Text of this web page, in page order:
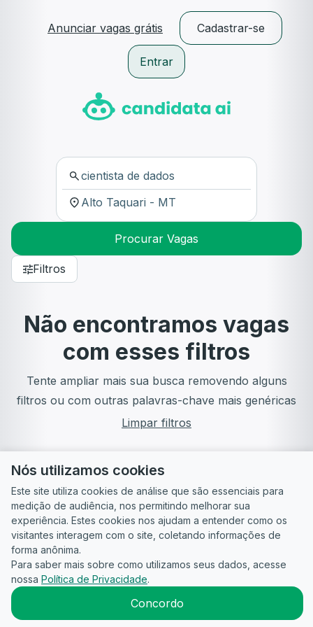
Anunciar vagas grátis Cadastrar-se
Entrar
Procurar Vagas
Filtros
Não encontramos vagas
com esses filtros
Tente ampliar mais sua busca removendo alguns
filtros ou com outras palavras-chave mais genéricas
Limpar filtros
Guia do
Candidato
Para
empresas
Política de
Privacidade
Termos
2026CandidataAI
Nós utilizamos cookies
Este site utiliza cookies de análise que são essenciais para
medição de audiência, nos permitindo melhorar sua
experiência. Estes cookies nos ajudam a entender como os
visitantes interagem com o site, coletando informações de
forma anônima.
Para saber mais sobre como utilizamos seus dados, acesse
nossa Política de Privacidade.
Concordo